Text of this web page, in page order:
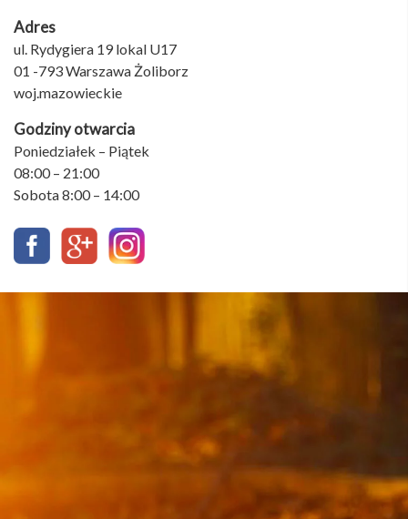
Adres
ul. Rydygiera 19 lokal U17
01 -793 Warszawa Żoliborz
woj.mazowieckie
Godziny otwarcia
Poniedziałek – Piątek
08:00 – 21:00
Sobota 8:00 – 14:00